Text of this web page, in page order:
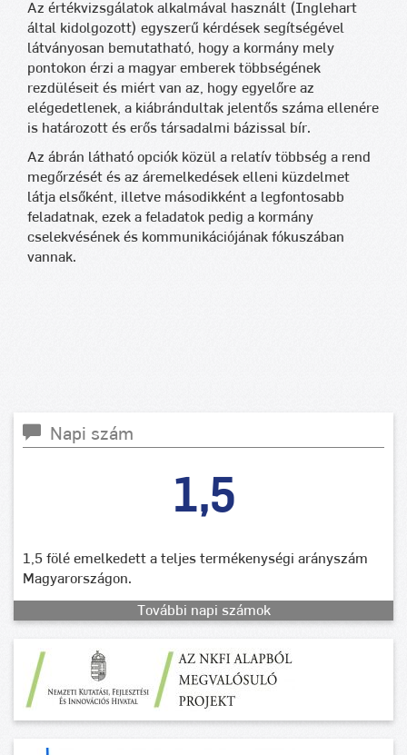
Az értékvizsgálatok alkalmával használt (Inglehart
által kidolgozott) egyszerű kérdések segítségével
látványosan bemutatható, hogy a kormány mely
pontokon érzi a magyar emberek többségének
rezdüléseit és miért van az, hogy egyelőre az
elégedetlenek, a kiábrándultak jelentős száma ellenére
is határozott és erős társadalmi bázissal bír.
Az ábrán látható opciók közül a relatív többség a rend
megőrzését és az áremelkedések elleni küzdelmet
látja elsőként, illetve másodikként a legfontosabb
feladatnak, ezek a feladatok pedig a kormány
cselekvésének és kommunikációjának fókuszában
vannak.
Napi szám
1,5
1,5 fölé emelkedett a teljes termékenységi arányszám
Magyarországon.
További napi számok